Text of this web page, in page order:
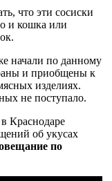
что эти сосиски
и кошка или
начали по данному
и приобщены к
изделиях.
не поступало.
в Краснодаре
об укусах
по